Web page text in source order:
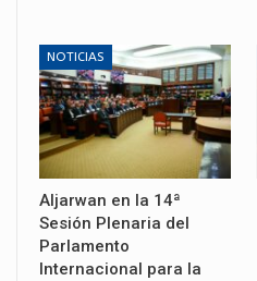
NOTICIAS
Aljarwan en la 14ª
Sesión Plenaria del
Parlamento
Internacional para la